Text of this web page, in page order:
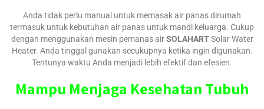
Anda tidak perlu manual untuk memasak air panas dirumah
termasuk untuk kebutuhan air panas untuk mandi keluarga. Cukup
dengan menggunakan mesin pemanas airSOLAHARTSolar Water
Heater. Anda tinggal gunakan secukupnya ketika ingin digunakan.
Tentunya waktu Anda menjadi lebih efektif dan efesien.
Mampu Menjaga Kesehatan Tubuh